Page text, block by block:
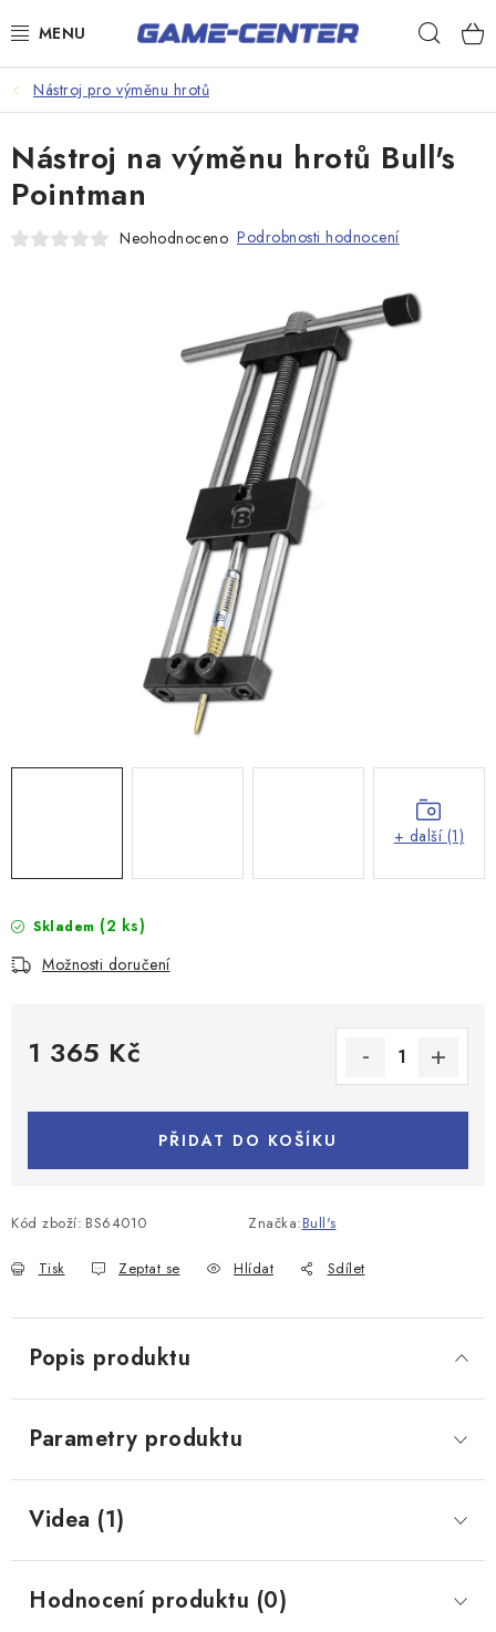
na
Šipky
Poker
Stolní fotbal
Nástroj pro výměnu hrotů
Skladem (2 ks)
Možnosti doručení
1 365 Kč
PŘIDAT DO KOŠÍKU
Kód zboží: BS64010 Značka:Bull's
Tisk Zeptat se Hlídat Sdílet
Nástroj na výměnu hrotů Bull's
Pointman
Neohodnoceno Podrobnosti hodnocení
+ další (1)
Popis produktu
Parametry produktu
Videa (1)
Hodnocení produktu (0)